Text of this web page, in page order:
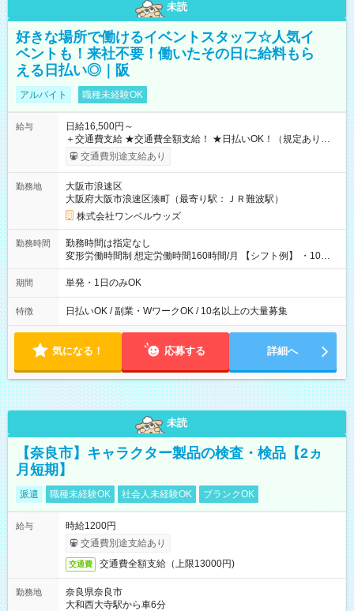
未読
好きな場所で働けるイベントスタッフ☆人気イ
ベントも！来社不要！働いたその日に給料もら
える日払い◎｜阪
アルバイト 職種未経験OK
給与
日給16,500円～
＋交通費支給 ★交通費全額支給！ ★日払いOK！（規定あり） ┗
働いたその日に現金GET♪ お仕事後はコンビニATMから 日払
交通費別途支給あり
勤務地
大阪市浪速区
大阪府大阪市浪速区湊町（最寄り駅：ＪＲ難波駅）
株式会社ワンベルウッズ
勤務時間
勤務時間は指定なし
変形労働時間制 想定労働時間160時間/月 【シフト例】 ・10：
00～20：00
期間 単発・1日のみOK
特徴 日払いOK / 副業・WワークOK / 10名以上の大量募集
気になる！ 応募する 詳細へ
未読
【奈良市】キャラクター製品の検査・検品【2ヵ
月短期】
派遣 職種未経験OK 社会人未経験OK ブランクOK
給与
時給1200円
交通費別途支給あり
交通費 交通費全額支給（上限13000円)
勤務地
奈良県奈良市
大和西大寺駅から車6分